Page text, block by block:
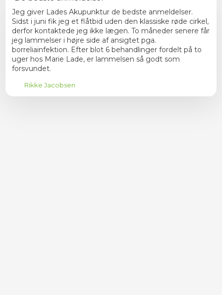
Jeg giver Lades Akupunktur de bedste anmeldelser.
Sidst i juni fik jeg et flåtbid uden den klassiske røde cirkel,
derfor kontaktede jeg ikke lægen. To måneder senere får
jeg lammelser i højre side af ansigtet pga.
borreliainfektion. Efter blot 6 behandlinger fordelt på to
uger hos Marie Lade, er lammelsen så godt som
forsvundet.
Rikke Jacobsen